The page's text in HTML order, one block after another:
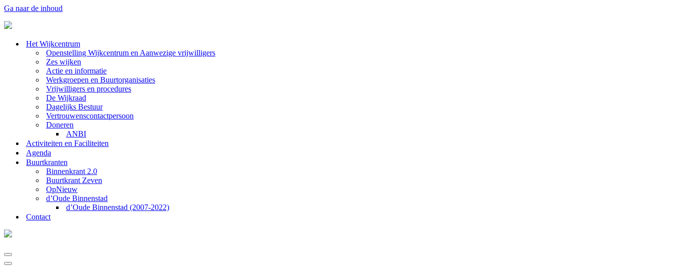
Ga naar de inhoud
Het Wijkcentrum
Openstelling Wijkcentrum en Aanwezige vrijwilligers
Zes wijken
Actie en informatie
Werkgroepen en Buurtorganisaties
Vrijwilligers en procedures
De Wijkraad
Dagelijks Bestuur
Vertrouwenscontactpersoon
Doneren
ANBI
Activiteiten en Faciliteiten
Agenda
Buurtkranten
Binnenkrant 2.0
Buurtkrant Zeven
OpNieuw
d’Oude Binnenstad
d’Oude Binnenstad (2007-2022)
Contact
Navigatie
Menu
Navigatie